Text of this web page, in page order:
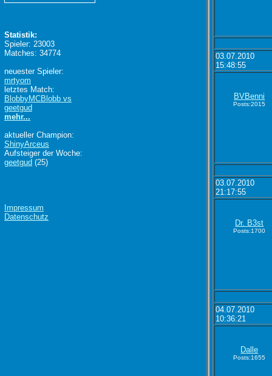
03.07.2010
15:48:55
BVBenni
Posts:2015
03.07.2010
21:17:55
Dr. B3st
Posts:1700
04.07.2010
10:36:21
Dalle
Posts:1655
Statistik:
Spieler: 23003
Matches: 34774
neuester Spieler:
mrtyom
letztes Match:
BlobbyMCBlobb vs
geetgud
mehr...
aktueller Champion:
ShinyArceus
Aufsteiger der Woche:
geetgud (25)
Impressum
Datenschutz